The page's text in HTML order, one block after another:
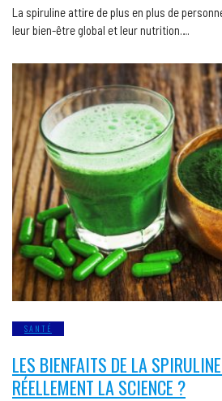
La spiruline attire de plus en plus de
leur bien-être global et leur nutrition….
SANTÉ
LES BIENFAITS DE LA
RÉELLEMENT LA SCIENCE ?